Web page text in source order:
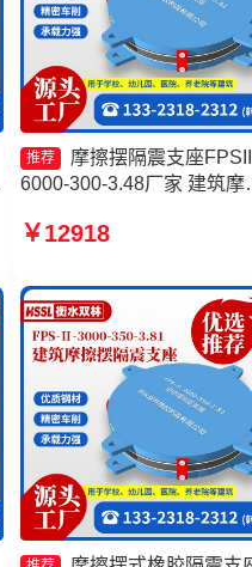
推荐
摩擦摆隔震支座
6000-300-3.48厂家 建筑摩
隔震支座FPSII-2000-400-
FJZQZ9000GD厂家
￥12918